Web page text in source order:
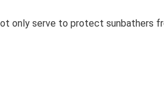
only serve to protect sunbathers